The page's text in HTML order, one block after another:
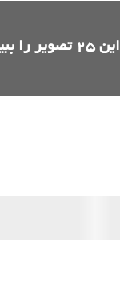
این 25 تصویر را ببینید.